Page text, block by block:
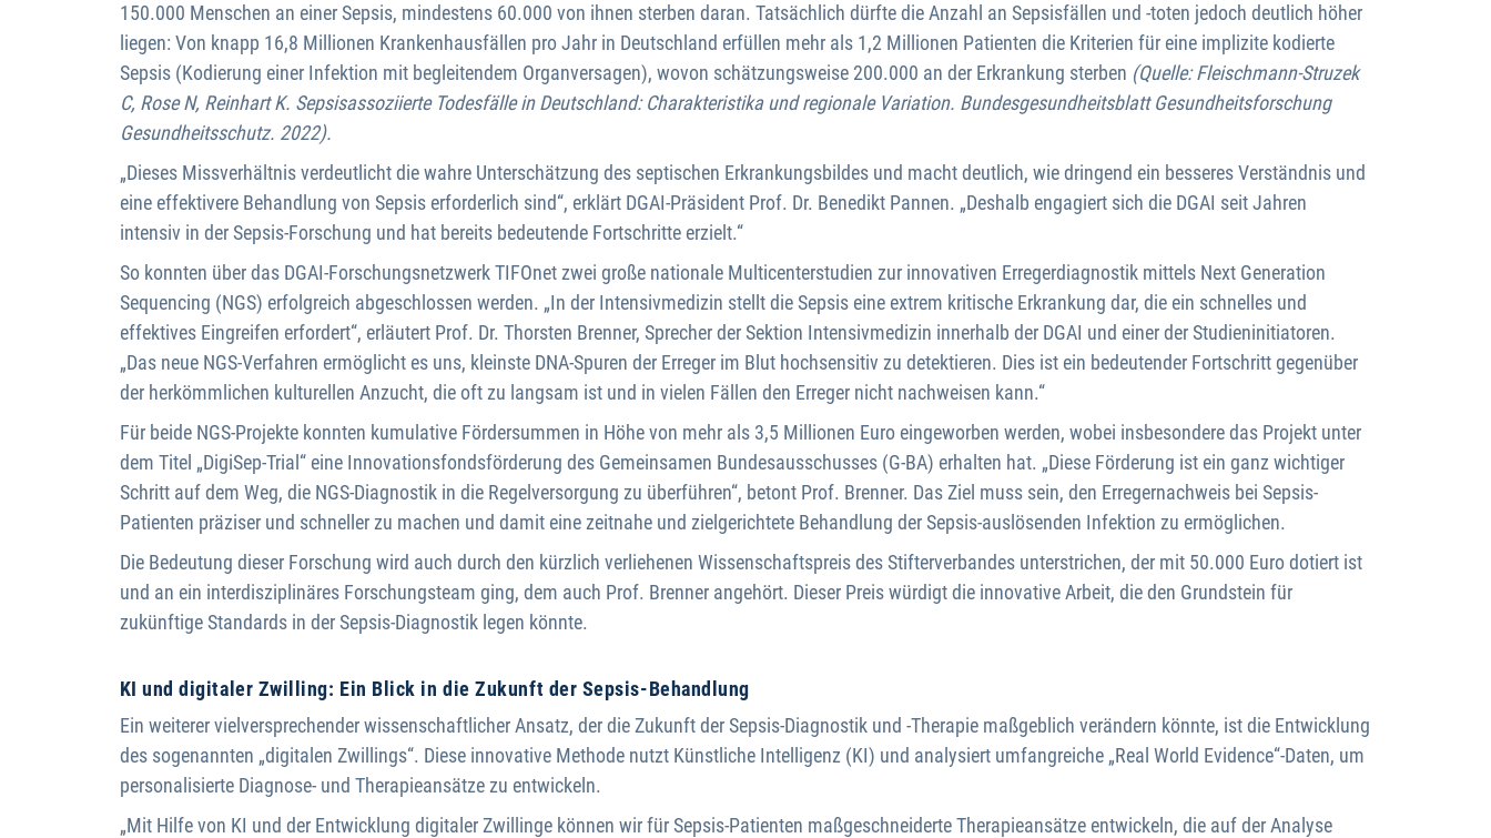
150.000 Menschen an einer Sepsis, mindestens 60.000 von ihnen sterben daran. Tatsächlich dürfte die Anzahl an Sepsisfällen und -toten jedoch deutlich höher
liegen: Von knapp 16,8 Millionen Krankenhausfällen pro Jahr in Deutschland erfüllen mehr als 1,2 Millionen Patienten die Kriterien für eine implizite kodierte
Sepsis (Kodierung einer Infektion mit begleitendem Organversagen), wovon schätzungsweise 200.000 an der Erkrankung sterben (Quelle: Fleischmann-Struzek
C, Rose N, Reinhart K. Sepsisassoziierte Todesfälle in Deutschland: Charakteristika und regionale Variation. Bundesgesundheitsblatt Gesundheitsforschung
Gesundheitsschutz. 2022).
„Dieses Missverhältnis verdeutlicht die wahre Unterschätzung des septischen Erkrankungsbildes und macht deutlich, wie dringend ein besseres Verständnis und
eine effektivere Behandlung von Sepsis erforderlich sind“, erklärt DGAI-Präsident Prof. Dr. Benedikt Pannen. „Deshalb engagiert sich die DGAI seit Jahren
intensiv in der Sepsis-Forschung und hat bereits bedeutende Fortschritte erzielt.“
So konnten über das DGAI-Forschungsnetzwerk TIFOnet zwei große nationale Multicenterstudien zur innovativen Erregerdiagnostik mittels Next Generation
Sequencing (NGS) erfolgreich abgeschlossen werden. „In der Intensivmedizin stellt die Sepsis eine extrem kritische Erkrankung dar, die ein schnelles und
effektives Eingreifen erfordert“, erläutert Prof. Dr. Thorsten Brenner, Sprecher der Sektion Intensivmedizin innerhalb der DGAI und einer der Studieninitiatoren.
„Das neue NGS-Verfahren ermöglicht es uns, kleinste DNA-Spuren der Erreger im Blut hochsensitiv zu detektieren. Dies ist ein bedeutender Fortschritt gegenüber
der herkömmlichen kulturellen Anzucht, die oft zu langsam ist und in vielen Fällen den Erreger nicht nachweisen kann.“
Für beide NGS-Projekte konnten kumulative Fördersummen in Höhe von mehr als 3,5 Millionen Euro eingeworben werden, wobei insbesondere das Projekt unter
dem Titel „DigiSep-Trial“ eine Innovationsfondsförderung des Gemeinsamen Bundesausschusses (G-BA) erhalten hat. „Diese Förderung ist ein ganz wichtiger
Schritt auf dem Weg, die NGS-Diagnostik in die Regelversorgung zu überführen“, betont Prof. Brenner. Das Ziel muss sein, den Erregernachweis bei Sepsis-
Patienten präziser und schneller zu machen und damit eine zeitnahe und zielgerichtete Behandlung der Sepsis-auslösenden Infektion zu ermöglichen.
Die Bedeutung dieser Forschung wird auch durch den kürzlich verliehenen Wissenschaftspreis des Stifterverbandes unterstrichen, der mit 50.000 Euro dotiert ist
und an ein interdisziplinäres Forschungsteam ging, dem auch Prof. Brenner angehört. Dieser Preis würdigt die innovative Arbeit, die den Grundstein für
zukünftige Standards in der Sepsis-Diagnostik legen könnte.
KI und digitaler Zwilling: Ein Blick in die Zukunft der Sepsis-Behandlung
Ein weiterer vielversprechender wissenschaftlicher Ansatz, der die Zukunft der Sepsis-Diagnostik und -Therapie maßgeblich verändern könnte, ist die Entwicklung
des sogenannten „digitalen Zwillings“. Diese innovative Methode nutzt Künstliche Intelligenz (KI) und analysiert umfangreiche „Real World Evidence“-Daten, um
personalisierte Diagnose- und Therapieansätze zu entwickeln.
„Mit Hilfe von KI und der Entwicklung digitaler Zwillinge können wir für Sepsis-Patienten maßgeschneiderte Therapieansätze entwickeln, die auf der Analyse